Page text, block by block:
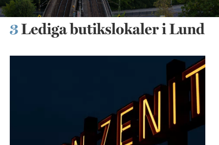
3Lediga butikslokaler i Lund
Zenit - där arbetsro och energi